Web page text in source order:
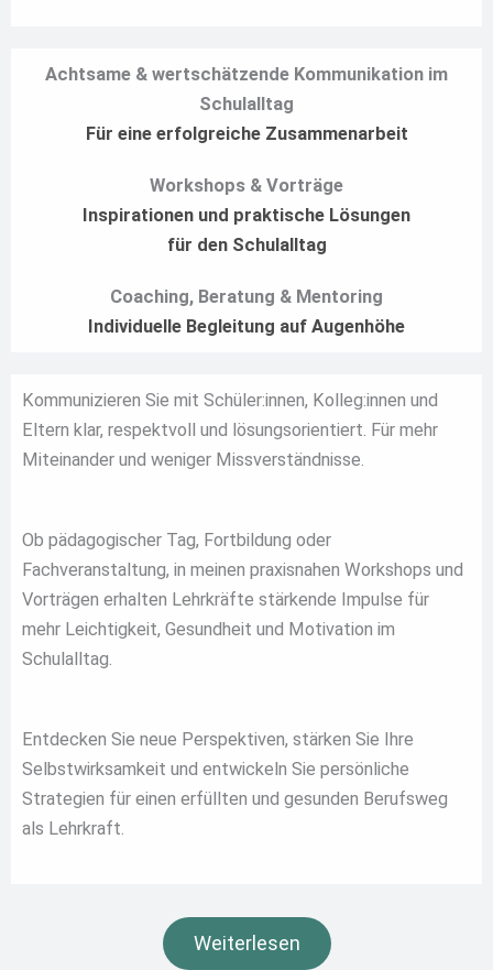
Achtsame & wertschätzende Kommunikation im
Schulalltag
Für eine erfolgreiche Zusammenarbeit
Workshops & Vorträge
Inspirationen und praktische Lösungen
für den Schulalltag
Coaching, Beratung & Mentoring
Individuelle Begleitung auf Augenhöhe
Kommunizieren Sie mit Schüler:innen, Kolleg:innen und
Eltern klar, respektvoll und lösungsorientiert. Für mehr
Miteinander und weniger Missverständnisse.
Ob pädagogischer Tag, Fortbildung oder
Fachveranstaltung, in meinen praxisnahen Workshops und
Vorträgen erhalten Lehrkräfte stärkende Impulse für
mehr Leichtigkeit, Gesundheit und Motivation im
Schulalltag.
Entdecken Sie neue Perspektiven, stärken Sie Ihre
Selbstwirksamkeit und entwickeln Sie persönliche
Strategien für einen erfüllten und gesunden Berufsweg
als Lehrkraft.
Weiterlesen